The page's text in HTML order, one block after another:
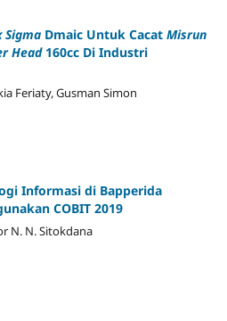
SigmaDmaic Untuk Cacat Misrun
Head160cc Di Industri
Feriaty, Gusman Simon
Informasi di Bapperida
COBIT 2019
N. N. Sitokdana